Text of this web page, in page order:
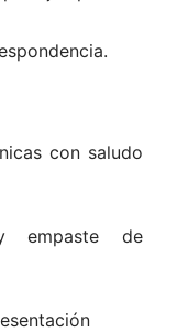
con saludo
empaste de